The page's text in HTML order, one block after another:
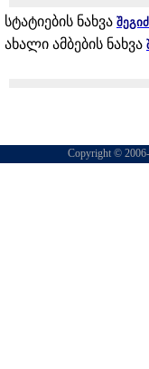
სტატიების ნახვა
ახალი ამბების ნახვა
Copyright ©